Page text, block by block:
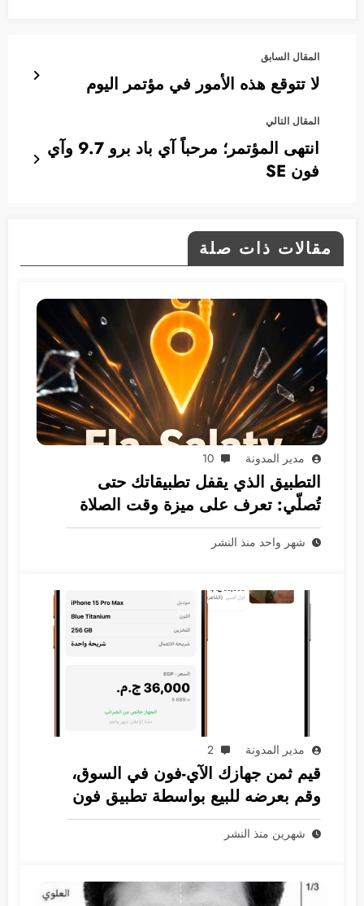
المقال السابق
لا تتوقع هذه الأمور في مؤتمر اليوم
المقال التالي
انتهى المؤتمر؛ مرحباً آي باد برو 9.7 وآي
فون SE
مقالات ذات صلة
مدير المدونة 10
التطبيق الذي يقفل تطبيقاتك حتى
تُصلّي: تعرف على ميزة وقت الصلاة
الثورية
شهر واحد منذ النشر
مدير المدونة 2
قيم ثمن جهازك الآي-فون في السوق،
وقم بعرضه للبيع بواسطة تطبيق فون
جرام
شهرين منذ النشر